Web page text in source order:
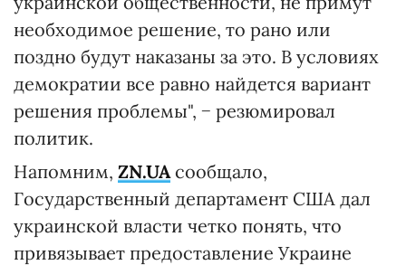
необходимое решение, то рано или
поздно будут наказаны за это. В условиях
демократии все равно найдется вариант
решения проблемы", − резюмировал
политик.
Напомним, ZN.UAсообщало,
Государственный департамент США дал
украинской власти четко понять, что
привязывает предоставление Украине